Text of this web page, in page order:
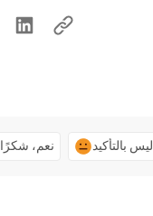
نعم، شكرًا ليس بالتأكيد